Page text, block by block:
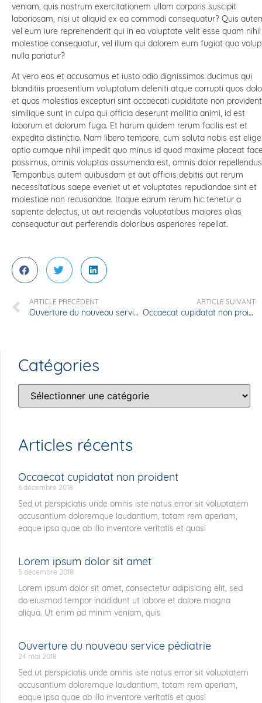
veniam, quis nostrum exercitationem ullam corporis suscipit
laboriosam, nisi ut aliquid ex ea commodi consequatur? Quis
vel eum iure reprehenderit qui in ea voluptate velit esse quam nihil
molestiae consequatur, vel illum qui dolorem eum fugiat quo
nulla pariatur?
At vero eos et accusamus et iusto odio dignissimos ducimus qui
blanditiis praesentium voluptatum deleniti atque corrupti quos
et quas molestias excepturi sint occaecati cupiditate non
similique sunt in culpa qui officia deserunt mollitia animi, id est
laborum et dolorum fuga. Et harum quidem rerum facilis est et
expedita distinctio. Nam libero tempore, cum soluta nobis est
optio cumque nihil impedit quo minus id quod maxime placeat
possimus, omnis voluptas assumenda est, omnis dolor
Temporibus autem quibusdam et aut officiis debitis aut rerum
necessitatibus saepe eveniet ut et voluptates repudiandae sint et
molestiae non recusandae. Itaque earum rerum hic tenetur a
sapiente delectus, ut aut reiciendis voluptatibus maiores alias
consequatur aut perferendis doloribus asperiores repellat.
ARTICLE PRÉCÉDENT
Ouverture du nouveau service pédiatrie
ARTICLE SUIVANT
Occaecat cupidatat non proident
Catégories
Articles récents
Occaecat cupidatat non proident
6 décembre 2018
Sed ut perspiciatis unde omnis iste natus error sit voluptatem
accusantium doloremque laudantium, totam rem aperiam,
eaque ipsa quae ab illo inventore veritatis et quasi
Lorem ipsum dolor sit amet
5 décembre 2018
Lorem ipsum dolor sit amet, consectetur adipisicing elit, sed
do eiusmod tempor incididunt ut labore et dolore magna
aliqua. Ut enim ad minim veniam, quis
Ouverture du nouveau service pédiatrie
24 mai 2018
Sed ut perspiciatis unde omnis iste natus error sit voluptatem
accusantium doloremque laudantium, totam rem aperiam,
eaque ipsa quae ab illo inventore veritatis et quasi